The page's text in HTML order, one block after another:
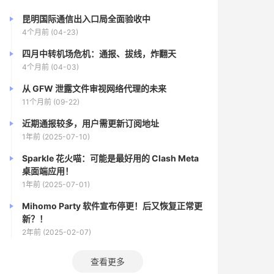
昆明国际通信出入口局全面验收中
4个月前 (04-23)
四月中转机场危机：通报、拔线，炸翻天
4个月前 (04-03)
从 GFW 泄露文件审视网络代理的未来
11个月前 (09-22)
近期通报较多，用户需更新订阅地址
1年前 (2025-07-10)
Sparkle 花火喵：可能是最好用的 Clash Meta
桌面端应用！
1年前 (2025-07-01)
Mihomo Party 软件宣布停更！后又恢复正常更
新？！
2年前 (2025-02-07)
查看更多